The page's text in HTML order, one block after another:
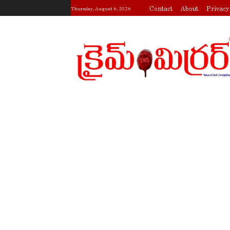
Thursday, August 6, 2026 Contact About Privacy